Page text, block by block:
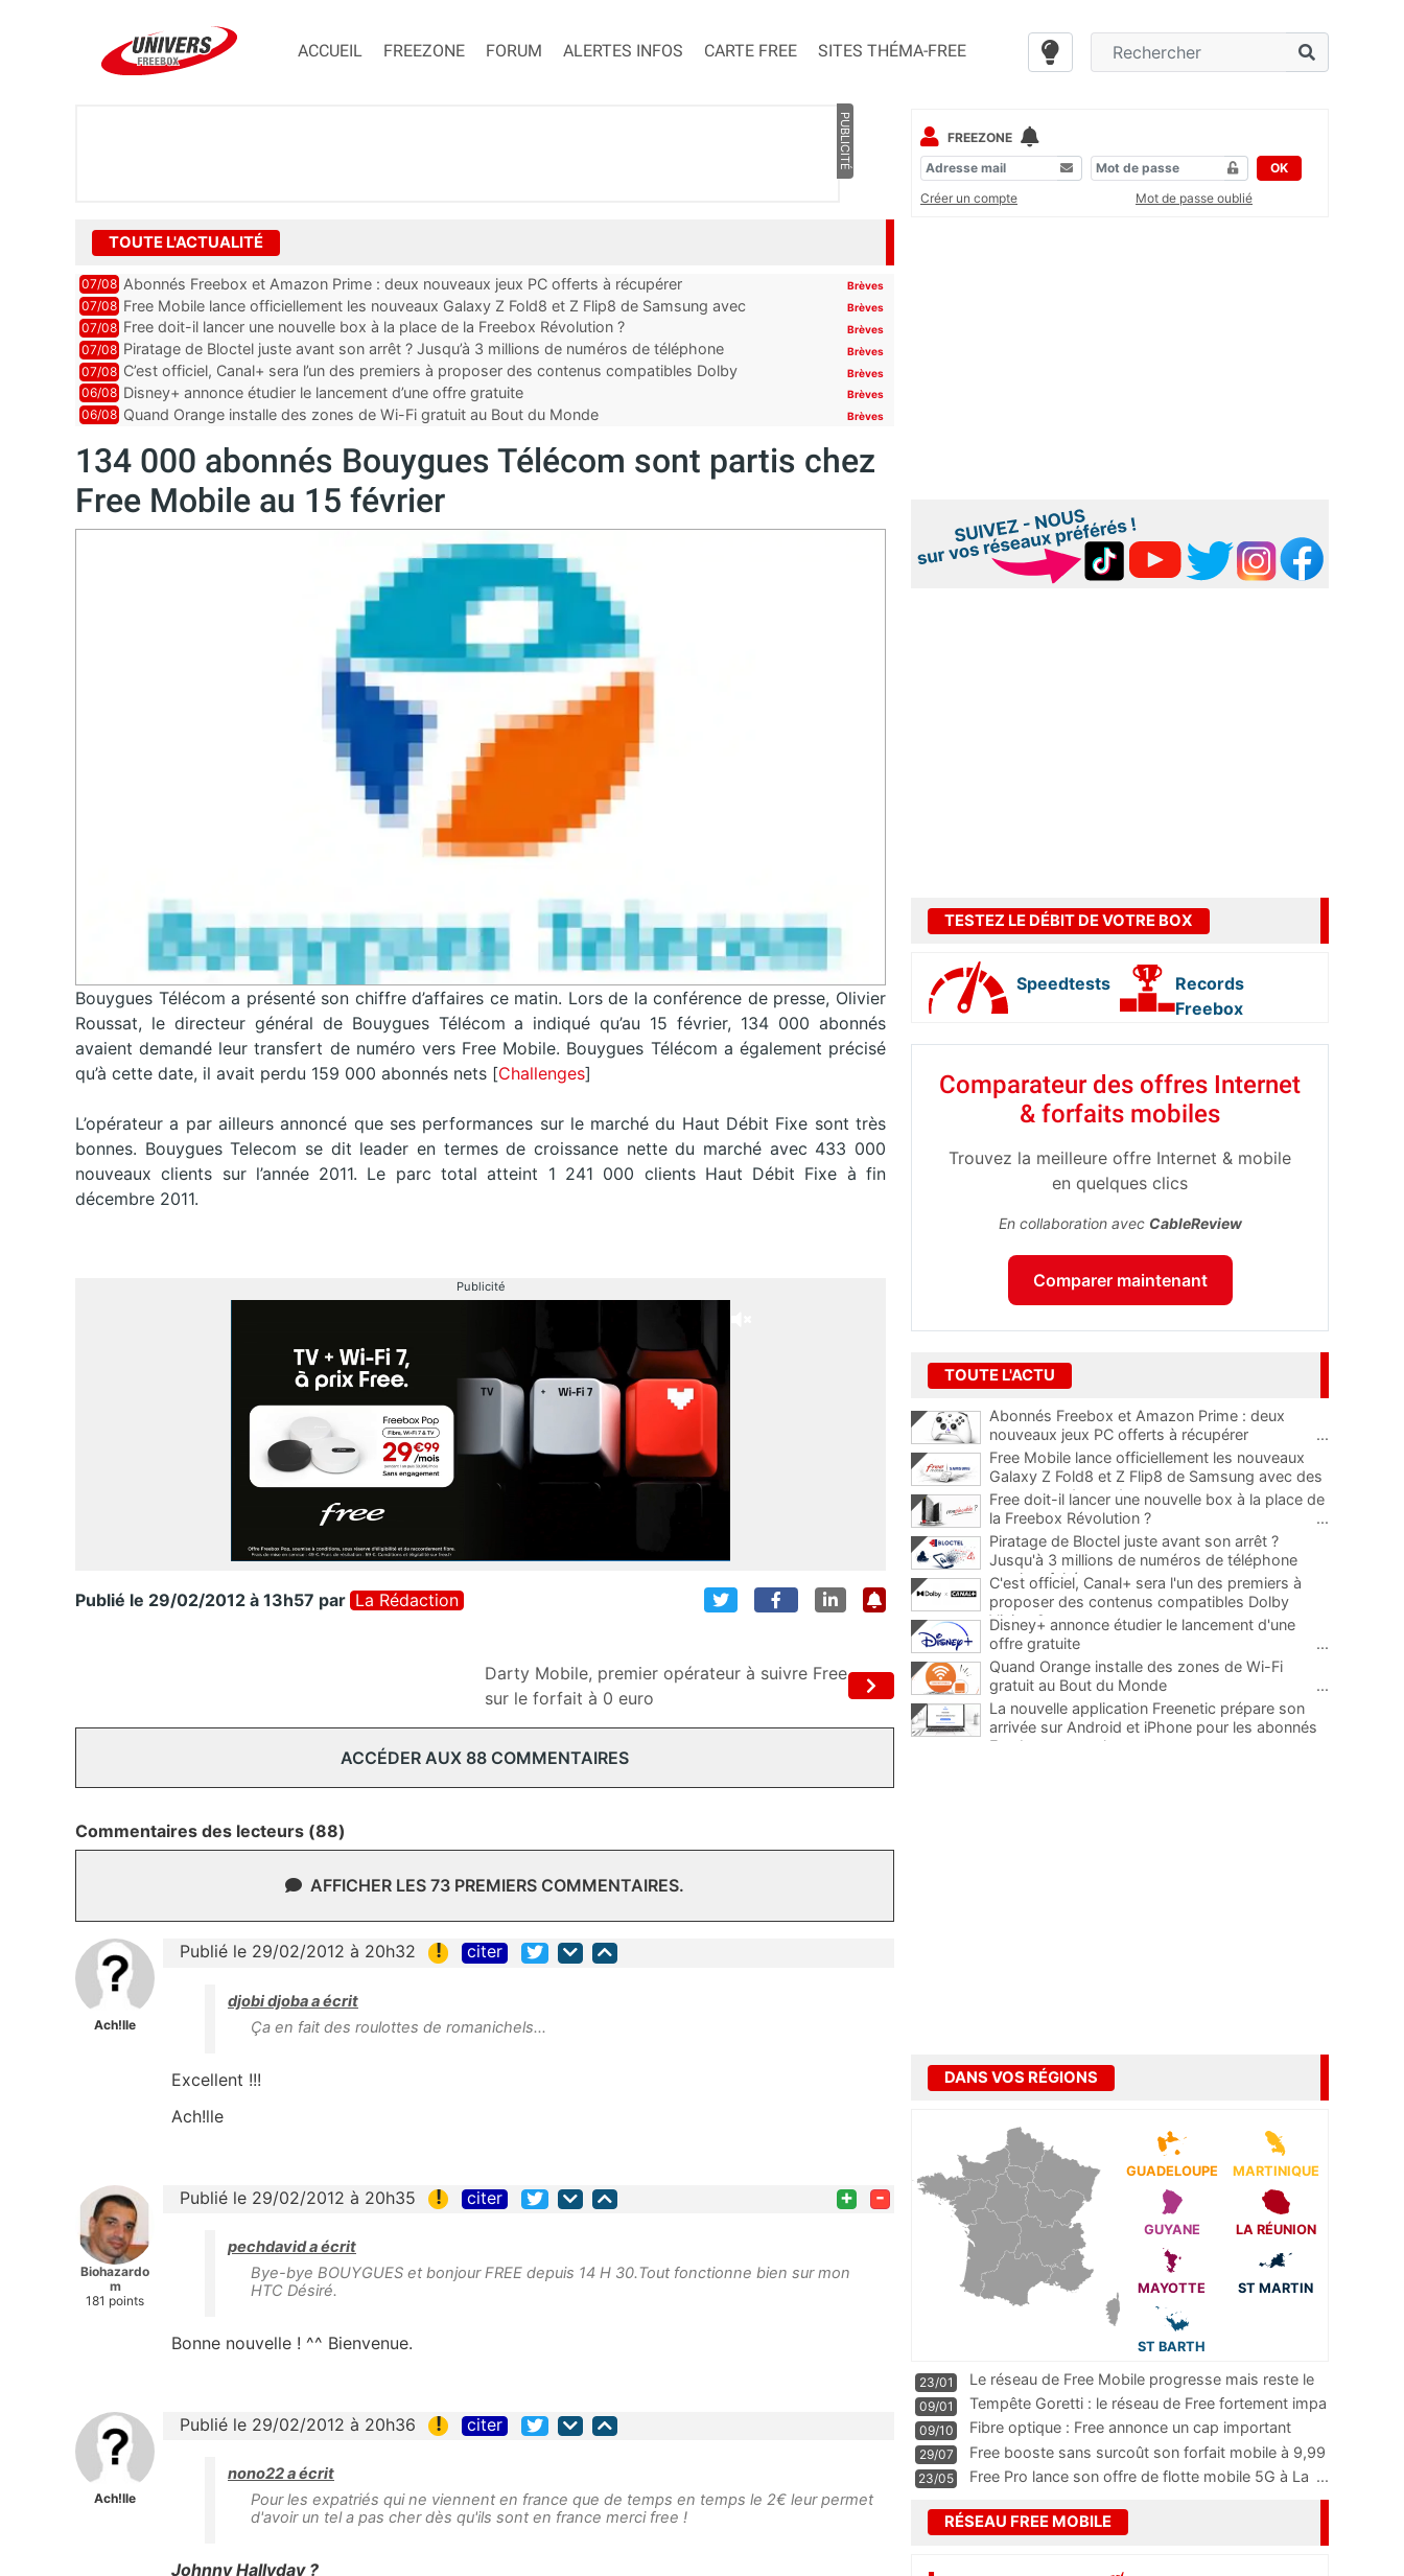
ACCUEIL FREEZONE FORUM ALERTES INFOS CARTE FREE SITES THÉMA-FREE
PUBLICITÉ
TOUTE L'ACTUALITÉ
07/08 Abonnés Freebox et Amazon Prime : deux nouveaux jeux PC offerts à récupérer Brèves
07/08 Free Mobile lance officiellement les nouveaux Galaxy Z Fold8 et Z Flip8 de Samsung avec
des promos et des cadeaux
Brèves
07/08 Free doit-il lancer une nouvelle box à la place de la Freebox Révolution ? Brèves
07/08 Piratage de Bloctel juste avant son arrêt ? Jusqu’à 3 millions de numéros de téléphone
auraient fuité
Brèves
07/08 C’est officiel, Canal+ sera l’un des premiers à proposer des contenus compatibles Dolby
Vision 2
Brèves
06/08 Disney+ annonce étudier le lancement d’une offre gratuite Brèves
06/08 Quand Orange installe des zones de Wi-Fi gratuit au Bout du Monde Brèves
134 000 abonnés Bouygues Télécom sont partis chez
Free Mobile au 15 février
Bouygues Télécom a présenté son chiffre d’affaires ce matin. Lors de la conférence de presse, Olivier
Roussat, le directeur général de Bouygues Télécom a indiqué qu’au 15 février, 134 000 abonnés
avaient demandé leur transfert de numéro vers Free Mobile. Bouygues Télécom a également précisé
qu’à cette date, il avait perdu 159 000 abonnés nets [Challenges]
L’opérateur a par ailleurs annoncé que ses performances sur le marché du Haut Débit Fixe sont très
bonnes. Bouygues Telecom se dit leader en termes de croissance nette du marché avec 433 000
nouveaux clients sur l’année 2011. Le parc total atteint 1 241 000 clients Haut Débit Fixe à fin
décembre 2011.
Publicité
Publié le 29/02/2012 à 13h57 par La Rédaction
Darty Mobile, premier opérateur à suivre Free
sur le forfait à 0 euro
ACCÉDER AUX 88 COMMENTAIRES
Commentaires des lecteurs (88)
AFFICHER LES 73 PREMIERS COMMENTAIRES.
Ach!lle
Publié le 29/02/2012 à 20h32 ! citer
djobi djoba a écrit
Ça en fait des roulottes de romanichels...
Excellent !!!
Ach!lle
Biohazardo
m
181 points
Publié le 29/02/2012 à 20h35 ! citer + -
pechdavid a écrit
Bye-bye BOUYGUES et bonjour FREE depuis 14 H 30.Tout fonctionne bien sur mon
HTC Désiré.
Bonne nouvelle ! ^^ Bienvenue.
Ach!lle
Publié le 29/02/2012 à 20h36 ! citer
nono22 a écrit
Pour les expatriés qui ne viennent en france que de temps en temps le 2€ leur permet
d'avoir un tel a pas cher dès qu'ils sont en france merci free !
Johnny Hallyday ?
FREEZONE
OK
Créer un compte
Mot de passe oublié
TESTEZ LE DÉBIT DE VOTRE BOX
Speedtests
Records
Freebox
Comparateur des offres Internet
& forfaits mobiles
Trouvez la meilleure offre Internet & mobile
en quelques clics
En collaboration avec CableReview
Comparer maintenant
TOUTE L'ACTU
Abonnés Freebox et Amazon Prime : deux
nouveaux jeux PC offerts à récupérer
...
Free Mobile lance officiellement les nouveaux
Galaxy Z Fold8 et Z Flip8 de Samsung avec des
promos et des cadeaux
...
Free doit-il lancer une nouvelle box à la place de
la Freebox Révolution ?
...
Piratage de Bloctel juste avant son arrêt ?
Jusqu'à 3 millions de numéros de téléphone
auraient fuité
C'est officiel, Canal+ sera l'un des premiers à
proposer des contenus compatibles Dolby
Vision 2
Disney+ annonce étudier le lancement d'une
offre gratuite
...
Quand Orange installe des zones de Wi-Fi
gratuit au Bout du Monde
...
La nouvelle application Freenetic prépare son
arrivée sur Android et iPhone pour les abonnés
Freebox, testez la
DANS VOS RÉGIONS
GUADELOUPE MARTINIQUE
GUYANE LA RÉUNION
MAYOTTE ST MARTIN
ST BARTH
23/01
Le réseau de Free Mobile progresse mais reste le
m
...
09/01
Tempête Goretti : le réseau de Free fortement impa
09/10
Fibre optique : Free annonce un cap important
pass
...
29/07
Free booste sans surcoût son forfait mobile à 9,99
23/05 Free Pro lance son offre de flotte mobile 5G à La ...
RÉSEAU FREE MOBILE